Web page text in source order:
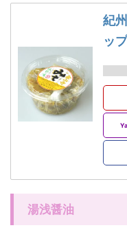
紀
ッ
湯浅醤油